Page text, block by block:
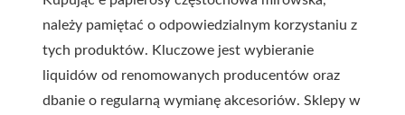
należy pamiętać o odpowiedzialnym korzystaniu z
tych produktów. Kluczowe jest wybieranie
liquidów od renomowanych producentów oraz
dbanie o regularną wymianę akcesoriów. Sklepy w